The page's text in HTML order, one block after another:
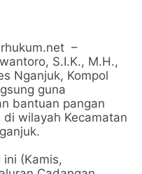
–
S.I.K., M.H.,
Nganjuk, Kompol
guna
bantuan pangan
wilayah Kecamatan
(Kamis,